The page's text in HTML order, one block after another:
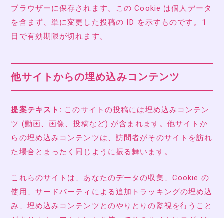
ブラウザーに保存されます。この Cookie は個人データ
を含まず、単に変更した投稿の ID を示すものです。1
日で有効期限が切れます。
他サイトからの埋め込みコンテンツ
提案テキスト: このサイトの投稿には埋め込みコンテン
ツ (動画、画像、投稿など) が含まれます。他サイトか
らの埋め込みコンテンツは、訪問者がそのサイトを訪れ
た場合とまったく同じように振る舞います。
これらのサイトは、あなたのデータの収集、Cookie の
使用、サードパーティによる追加トラッキングの埋め込
み、埋め込みコンテンツとのやりとりの監視を行うこと